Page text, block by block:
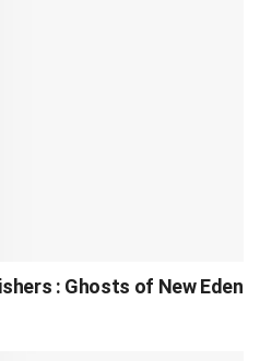
: Ghosts of New Eden